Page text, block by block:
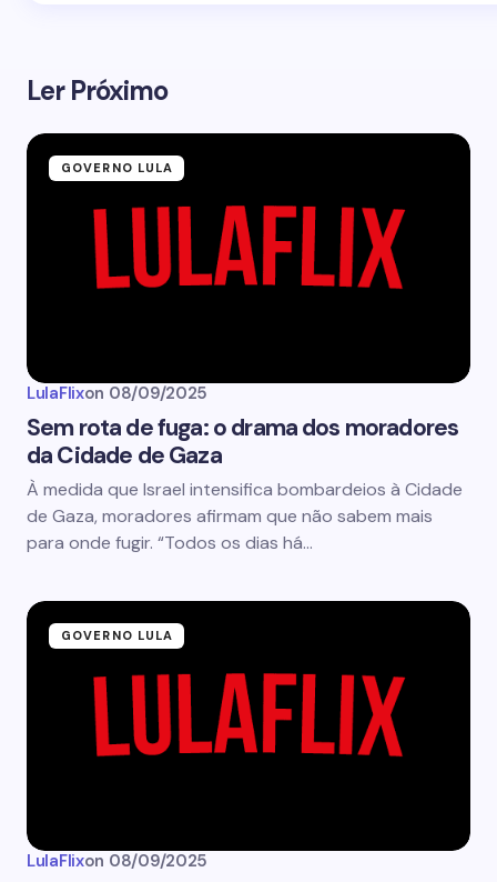
Ler Próximo
GOVERNO LULA
LulaFlixon 08/09/2025
Sem rota de fuga: o drama dos moradores
da Cidade de Gaza
À medida que Israel intensifica bombardeios à Cidade
de Gaza, moradores afirmam que não sabem mais
para onde fugir. “Todos os dias há…
GOVERNO LULA
LulaFlixon 08/09/2025